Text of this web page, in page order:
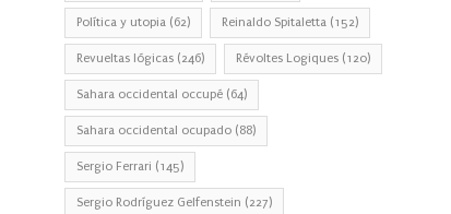
Política y utopia (62) Reinaldo Spitaletta (152)
Revueltas lógicas (246) Révoltes Logiques (120)
Sahara occidental occupé (64)
Sahara occidental ocupado (88)
Sergio Ferrari (145)
Sergio Rodríguez Gelfenstein (227)